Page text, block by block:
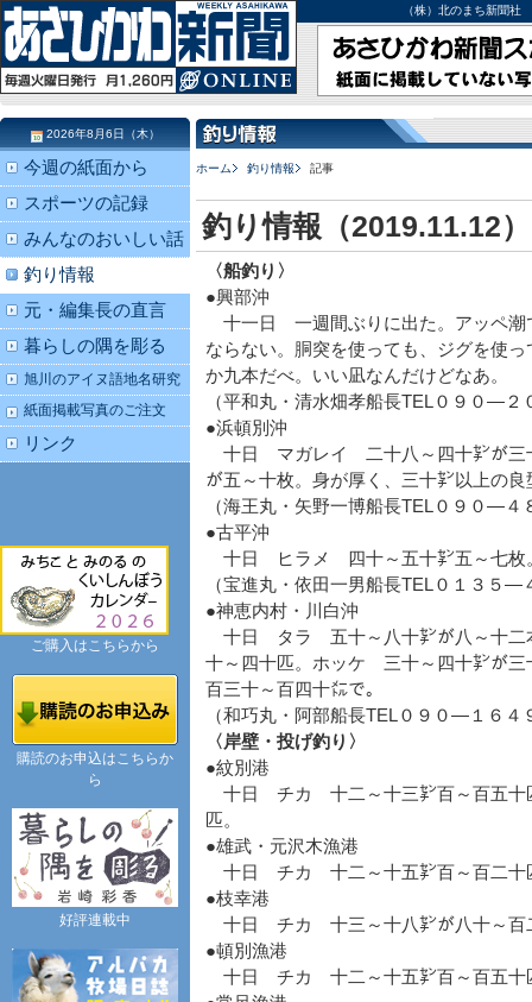
（株）北のまち新聞
ホーム 釣り情報 記事
釣り情報（2019.11.12）
〈船釣り〉
●興部沖
十一日 一週間ぶりに出た。アッペ潮
ならない。胴突を使っても、ジグを使
か九本だべ。いい凪なんだけどなあ。
（平和丸・清水畑孝船長TEL０９０―
●浜頓別沖
十日 マガレイ 二十八～四十㌢が三
が五～十枚。身が厚く、三十㌢以上の
（海王丸・矢野一博船長TEL０９０―
●古平沖
十日 ヒラメ 四十～五十㌢五～七枚
（宝進丸・依田一男船長TEL０１３５
●神恵内村・川白沖
十日 タラ 五十～八十㌢が八～十二
十～四十匹。ホッケ 三十～四十㌢が三
百三十～百四十㍍で。
（和巧丸・阿部船長TEL０９０―１６
〈岸壁・投げ釣り〉
●紋別港
十日 チカ 十二～十三㌢百～百五十
匹。
●雄武・元沢木漁港
十日 チカ 十二～十五㌢百～百二
●枝幸港
十日 チカ 十三～十八㌢が八十～百
●頓別漁港
十日 チカ 十二～十五㌢百～百五十
2026年8月6日（木）
今週の紙面から
スポーツの記録
みんなのおいしい話
釣り情報
元・編集長の直言
暮らしの隅を彫る
旭川のアイヌ語地名研究
紙面掲載写真のご注文
リンク
ご購入はこちらから
購読のお申込はこちらか
ら
好評連載中